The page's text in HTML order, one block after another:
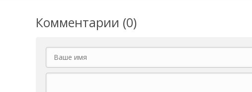
Комментарии (0)